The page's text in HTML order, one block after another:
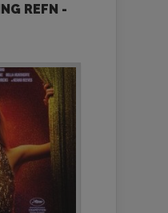
REFN -